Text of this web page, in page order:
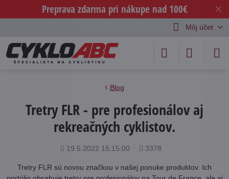
✕
Preprava zdarma pri nákupe nad 100€
Môj účet
Blog
Tretry FLR - pre profesionálov aj
rekreačných cyklistov.
Pridané
19.5.2022 15:15:00
Počet
3378
Tretry FLR sú novou značkou v našej ponuke produktov. Ich